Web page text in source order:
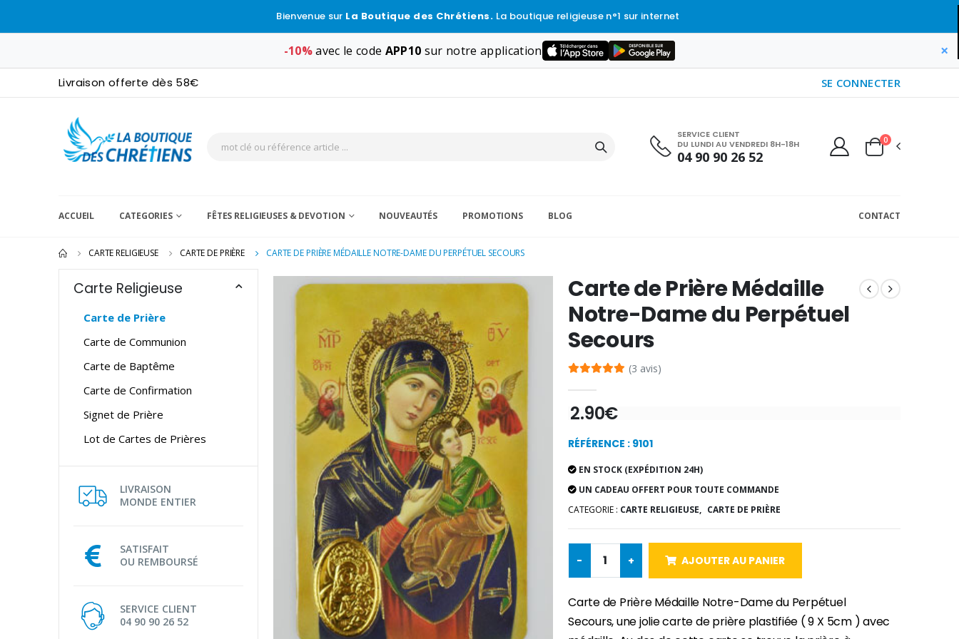
Bienvenue sur La Boutique des Chrétiens. La boutique religieuse n°1 sur internet
-10%avec le code APP10 sur notre application ×
Livraison offerte dès 58€ SE CONNECTER
SERVICE CLIENT
DU LUNDI AU VENDREDI 8H-18H
04 90 90 26 52
0
ACCUEIL CATEGORIES FÊTES RELIGIEUSES & DEVOTION NOUVEAUTÉS PROMOTIONS BLOG CONTACT
CARTE RELIGIEUSE CARTE DE PRIÈRE CARTE DE PRIÈRE MÉDAILLE NOTRE-DAME DU PERPÉTUEL SECOURS
Carte Religieuse
Carte de Prière
Carte de Communion
Carte de Baptême
Carte de Confirmation
Signet de Prière
Lot de Cartes de Prières
LIVRAISON
MONDE ENTIER
SATISFAIT
OU REMBOURSÉ
SERVICE CLIENT
04 90 90 26 52
Carte de Prière Médaille
Notre-Dame du Perpétuel
Secours
(3 avis)
2.90€
RÉFÉRENCE : 9101
EN STOCK (EXPÉDITION 24H)
UN CADEAU OFFERT POUR TOUTE COMMANDE
CATEGORIE : CARTE RELIGIEUSE, CARTE DE PRIÈRE
- + AJOUTER AU PANIER
Carte de Prière Médaille Notre-Dame du Perpétuel
Secours, une jolie carte de prière plastifiée ( 9 X 5cm ) avec